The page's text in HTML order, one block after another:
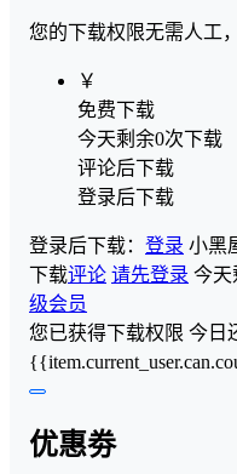
您的下载权限无需人工
￥
免费下载
今天剩余0次下载
评论后下载
登录后下载
登录后下载： 登录 小黑
下载评论 请先登录 今天
级会员
您已获得下载权限 今日
优惠劵